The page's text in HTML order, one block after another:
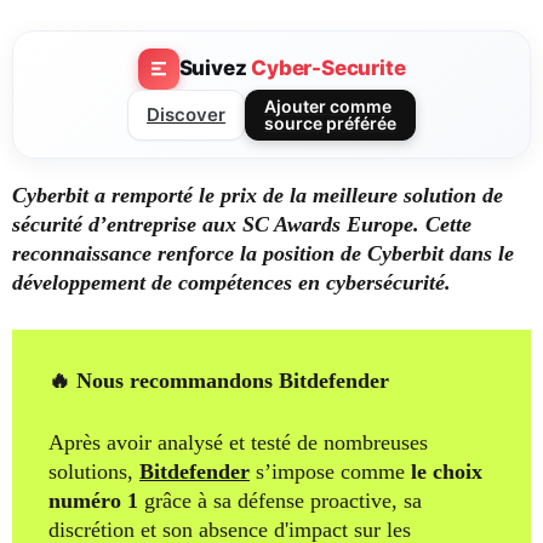
SuivezCyber-Securite
Discover
Ajouter comme
source préférée
Cyberbit a remporté le prix de la meilleure solution de
sécurité d’entreprise aux SC Awards Europe. Cette
reconnaissance renforce la position de Cyberbit dans le
développement de compétences en cybersécurité.
🔥 Nous recommandons Bitdefender
Après avoir analysé et testé de nombreuses
solutions, Bitdefender s’impose comme le choix
numéro 1 grâce à sa défense proactive, sa
discrétion et son absence d'impact sur les